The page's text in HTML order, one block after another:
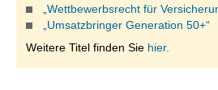
„Wettbewerbsrecht für
„Umsatzbringer Generation 50+“
Weitere Titel finden Sie hier.